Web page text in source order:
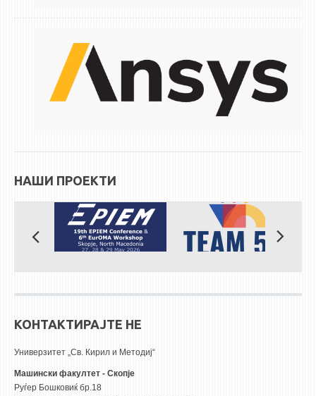
НАШИ ПРОЕКТИ
КОНТАКТИРАЈТЕ НЕ
Универзитет „Св. Кирил и Методиј“
Машински факултет - Скопје
Руѓер Бошковиќ бр.18